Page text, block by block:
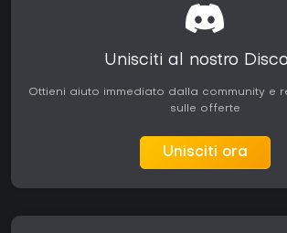
Unisciti al nostro
Ottieni aiuto immediato dalla community e
sulle offerte
Unisciti ora